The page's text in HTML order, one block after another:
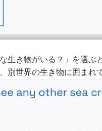
生き物がいる？」を選
別世界の生き物に囲まれ